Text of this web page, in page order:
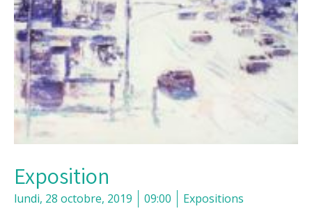
Exposition
lundi, 28 octobre, 2019 09:00 Expositions